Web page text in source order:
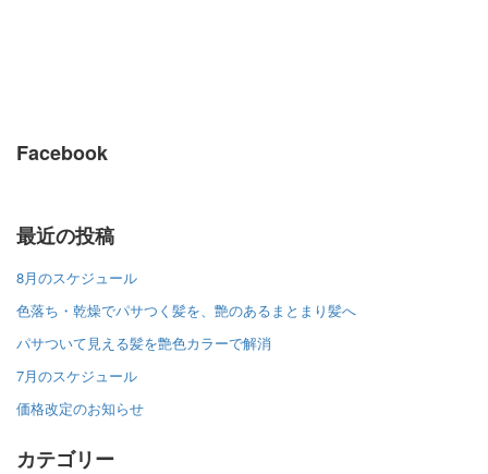
Facebook
最近の投稿
8月のスケジュール
色落ち・乾燥でパサつく髪を、艶のあるまとまり髪へ
パサついて見える髪を艶色カラーで解消
7月のスケジュール
価格改定のお知らせ
カテゴリー